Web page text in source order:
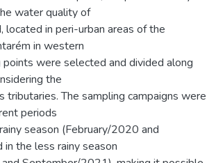
water quality of
located in peri-urban areas of the
in western
points were selected and divided along
the
tributaries. The sampling campaigns were
periods
season (February/2020 and
in the less rainy season